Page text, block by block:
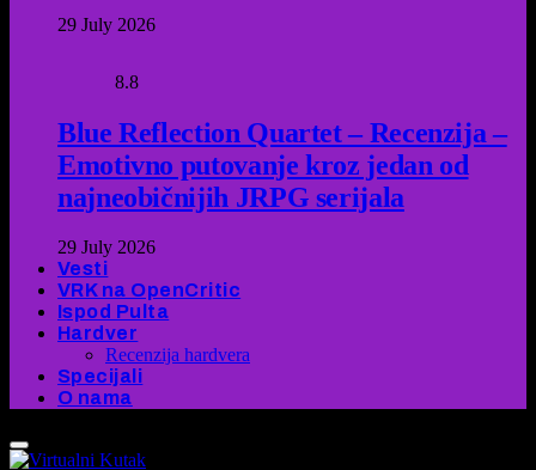
29 July 2026
8.8
Blue Reflection Quartet – Recenzija –
Emotivno putovanje kroz jedan od
najneobičnijih JRPG serijala
29 July 2026
Vesti
VRK na OpenCritic
Ispod Pulta
Hardver
Recenzija hardvera
Specijali
O nama